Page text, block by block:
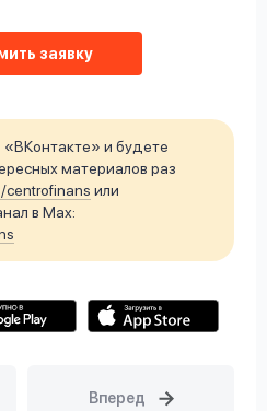
заявку
и будете
материалов раз
centrofinans или
в Max: